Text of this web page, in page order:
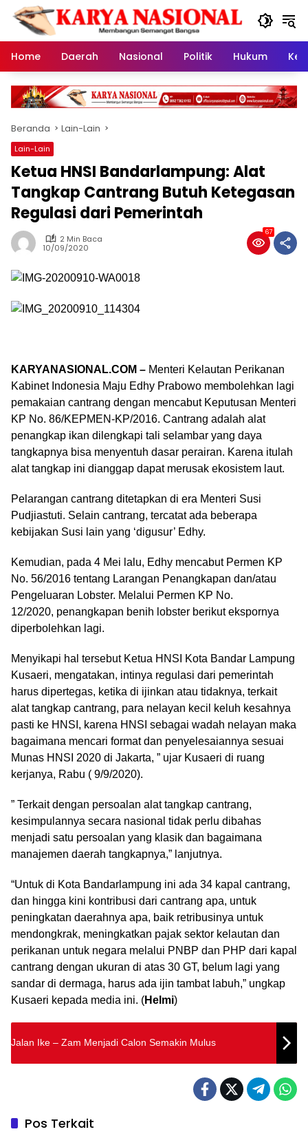
Langsung
konten
Home
Daerah Nasional Politik Hukum
Beranda Lain-Lain
Lain-Lain
Ketua HNSI Bandarlampung: Alat
Tangkap Cantrang Butuh Ketegasan
Regulasi dari Pemerintah
2 Min Baca
10/09/2020
67
KARYANASIONAL.COM – Menteri Kelautan Perikanan
Kabinet Indonesia Maju Edhy Prabowo membolehkan lagi
pemakaian cantrang dengan mencabut Keputusan Menteri
KP No. 86/KEPMEN-KP/2016. Cantrang adalah alat
penangkap ikan dilengkapi tali selambar yang daya
tangkapnya bisa menyentuh dasar perairan. Karena itulah
alat tangkap ini dianggap dapat merusak ekosistem laut.
Pelarangan cantrang ditetapkan di era Menteri Susi
Pudjiastuti. Selain cantrang, tercatat ada beberapa
kebijakan Susi lain yang ‘digusur’ Edhy.
Kemudian, pada 4 Mei lalu, Edhy mencabut Permen KP
No. 56/2016 tentang Larangan Penangkapan dan/atau
Pengeluaran Lobster. Melalui Permen KP No.
12/2020, penangkapan benih lobster berikut ekspornya
diperbolehkan lagi.
Menyikapi hal tersebut Ketua HNSI Kota Bandar Lampung
Kusaeri, mengatakan, intinya regulasi dari pemerintah
harus dipertegas, ketika di ijinkan atau tidaknya, terkait
alat tangkap cantrang, para nelayan kecil keluh kesahnya
pasti ke HNSI, karena HNSI sebagai wadah nelayan maka
bagaimana mencari format dan penyelesaiannya sesuai
Munas HNSI 2020 di Jakarta, ” ujar Kusaeri di ruang
kerjanya, Rabu ( 9/9/2020).
” Terkait dengan persoalan alat tangkap cantrang,
kesimpulannya secara nasional tidak perlu dibahas
menjadi satu persoalan yang klasik dan bagaimana
manajemen daerah tangkapnya,” lanjutnya.
“Untuk di Kota Bandarlampung ini ada 34 kapal cantrang,
dan hingga kini kontribusi dari cantrang apa, untuk
peningkatan daerahnya apa, baik retribusinya untuk
mendongkrak, meningkatkan pajak sektor kelautan dan
perikanan untuk negara melalui PNBP dan PHP dari kapal
cantrang dengan ukuran di atas 30 GT, belum lagi yang
sandar di dermaga, harus ada ijin tambat labuh,” ungkap
Kusaeri kepada media ini. (Helmi)
Jalan Ike – Zam Menjadi Calon Semakin Mulus
Pos Terkait